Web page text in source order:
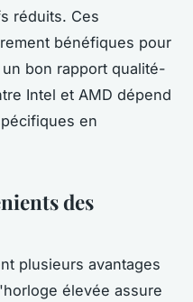
réduits. Ces
bénéfiques pour
bon rapport qualité-
Intel et AMD dépend
en
des
plusieurs avantages
élevée assure